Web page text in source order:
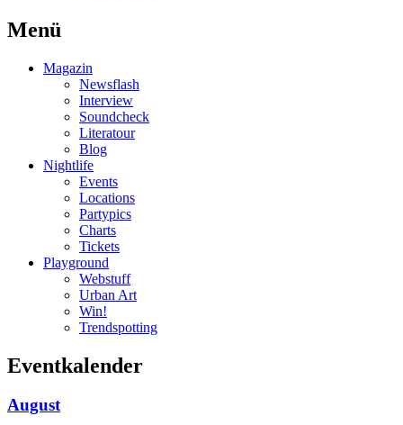
Menü
Magazin
Newsflash
Interview
Soundcheck
Literatour
Blog
Nightlife
Events
Locations
Partypics
Charts
Tickets
Playground
Webstuff
Urban Art
Win!
Trendspotting
Eventkalender
August